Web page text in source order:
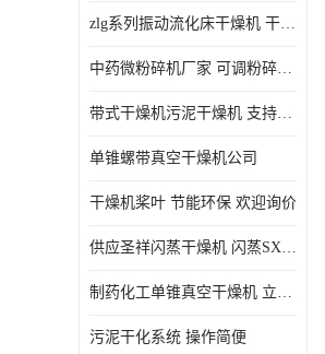
zlg系列振动流化床干燥机 干燥速率 粉体干燥
中药微粉碎机厂家 可调粉碎粒度
带式干燥机污泥干燥机 支持定制 价格优惠
单锥螺带真空干燥机公司
干燥机桨叶 节能环保 欢迎询价
供应圣祥闪蒸干燥机 闪蒸SXG-16型干燥机
制药化工单锥真空干燥机 立式锥形螺带搅拌式真空烘干机
污泥干化系统 操作简便